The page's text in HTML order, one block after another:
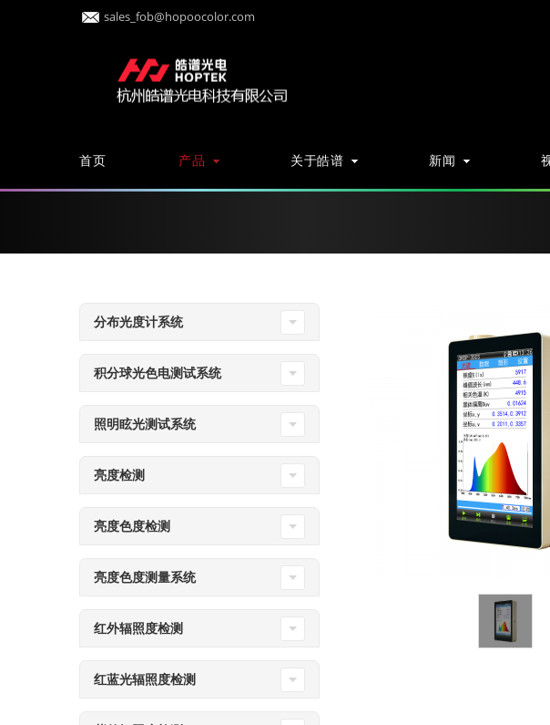
sales_fob@hopoocolor.com
首页 产品 关于皓谱 新闻
分布光度计系统
积分球光色电测试系统
照明眩光测试系统
亮度检测
亮度色度检测
亮度色度测量系统
红外辐照度检测
红蓝光辐照度检测